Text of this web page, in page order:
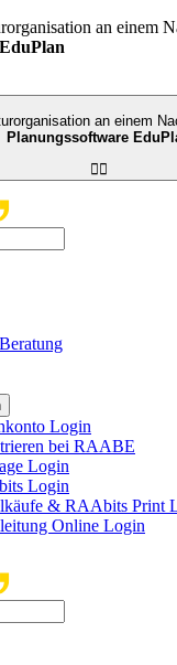
an einem
an einem
Planungssoftware

Login
bei RAABE
Login
Login
& RAAbits Print
Online Login